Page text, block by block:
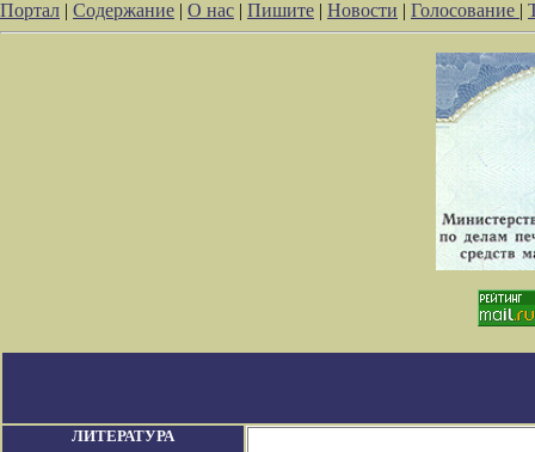
Портал | Содержание | О нас | Пишите | Новости | Голосование |
ЛИТЕРАТУРА